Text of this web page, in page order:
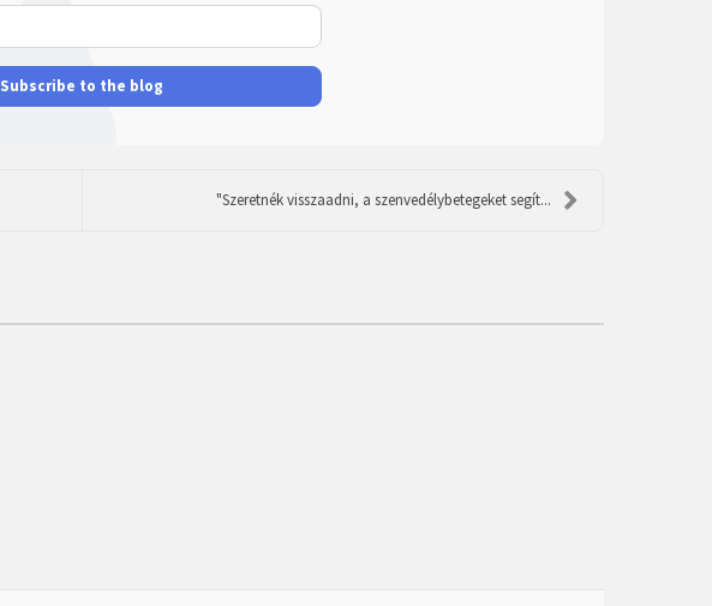
Address
Subscribe to the blog
"Szeretnék visszaadni, a szenvedélybetegeket segít...